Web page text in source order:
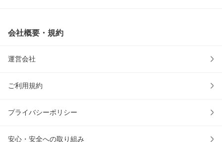
会社概要・規約
運営会社
ご利用規約
プライバシーポリシー
安心・安全への取り組み